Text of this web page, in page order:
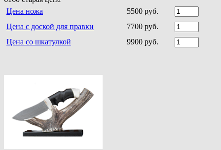
Цена ножа
5500 руб.
Цена с доской для правки
7700 руб.
Цена со шкатулкой
9900 руб.